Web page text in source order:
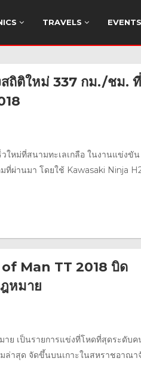
TRAVELS EVENTS
ถิติใหม่ 337 กม./ชม. ที่
ใหม่ที่สนามทะเลเกลือ ในงานแข่งขัน
ผ่านมา โดยใช้ Kawasaki Ninja
Man TT 2018 บิด
หมาย
ย เป็นรายการแข่งที่โหดที่สุดระดับค
ล่าสุด จัดขึ้นบนเกาะในสหราชอาณา